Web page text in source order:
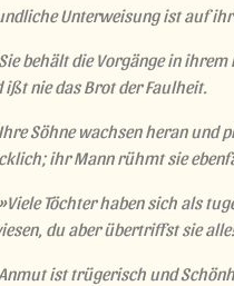
Unterweisung ist auf
behält die Vorgänge in ihrem
ißt nie das Brot der Faulheit.
Söhne wachsen heran und
ihr Mann rühmt sie
Töchter haben sich als
du aber übertriffst sie
ist trügerisch und